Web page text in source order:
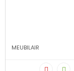
MEUBILAIR